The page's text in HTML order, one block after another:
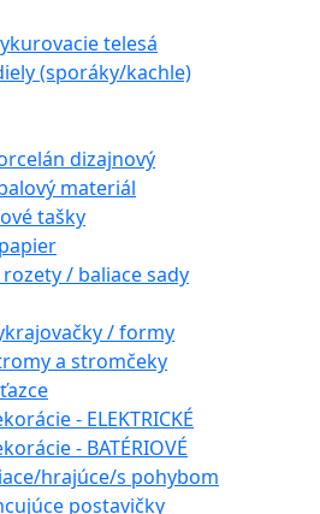
telesá
(sporáky/kachle)
dizajnový
materiál
tašky
/ baliace sady
/ formy
a stromčeky
- ELEKTRICKÉ
- BATÉRIOVÉ
hrajúce/s pohybom
postavičky